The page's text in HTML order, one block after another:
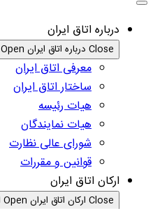
درباره اتاق ایران
Close درباره اتاق ایران Open درباره اتاق ایران
معرفی اتاق ایران
ساختار اتاق ایران
هیات رئیسه
هیات نمایندگان
شورای عالی نظارت
قوانین و مقررات
ارکان اتاق ایران
Close ارکان اتاق ایران Open ارکان اتاق ایران